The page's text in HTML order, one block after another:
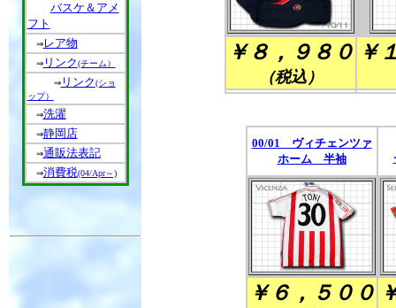
バスケ＆アメ
フト
⇒レア物
⇒リンク(チーム）
⇒リンク(ショ
ップ）
⇒洗濯
⇒静岡店
⇒通販法表記
⇒消費税(04/Apr～)
￥８，９８０
（税込）
￥
00/01 ヴィチェンツァ
ホーム 半袖
￥６，５００